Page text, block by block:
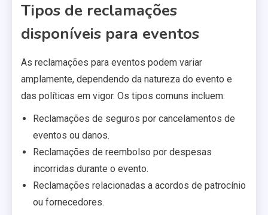
Tipos de reclamações
disponíveis para eventos
As reclamações para eventos podem variar
amplamente, dependendo da natureza do evento e
das políticas em vigor. Os tipos comuns incluem:
Reclamações de seguros por cancelamentos de
eventos ou danos.
Reclamações de reembolso por despesas
incorridas durante o evento.
Reclamações relacionadas a acordos de patrocínio
ou fornecedores.